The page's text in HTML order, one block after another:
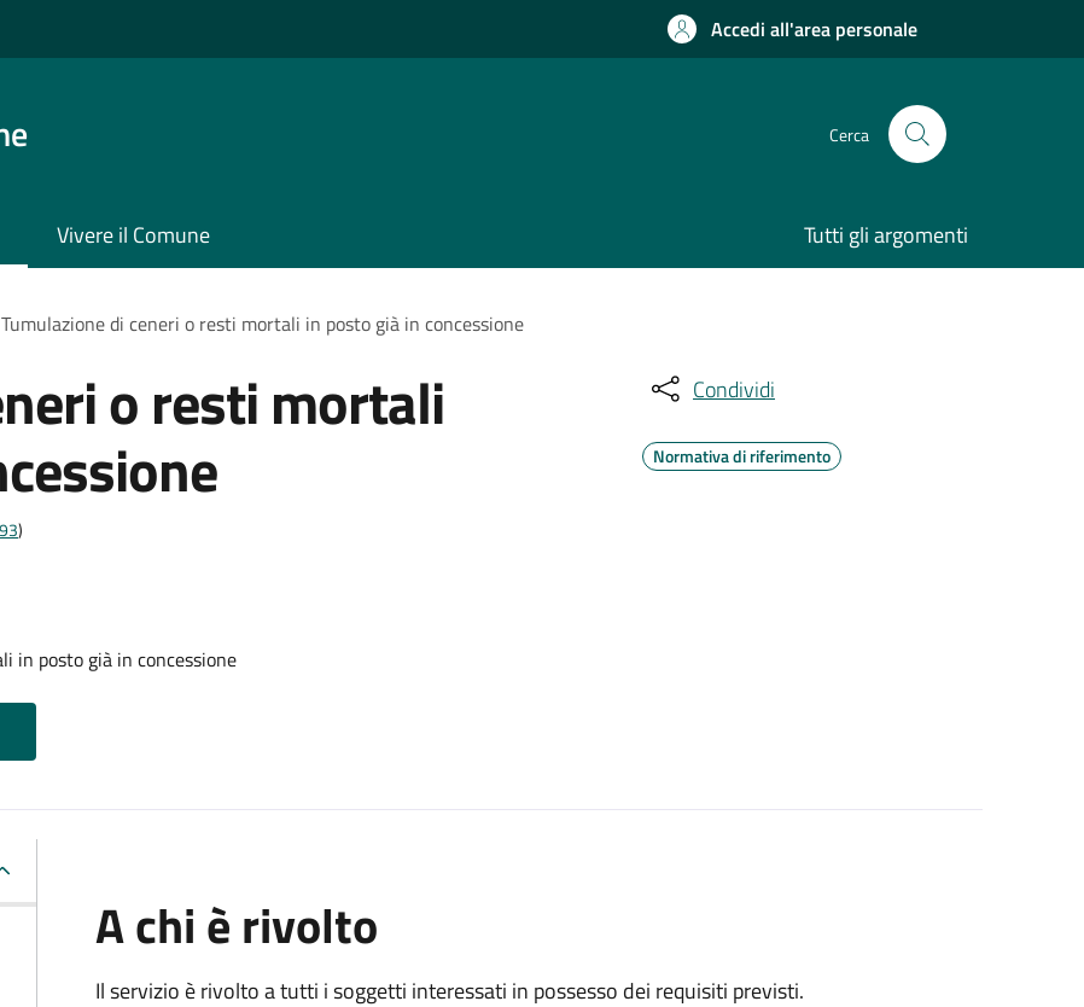
Accedi all'area personale
Cerca
Vivere il Comune Tutti gli argomenti
Tumulazione di ceneri o resti mortali in posto già in concessione
o resti mortali
)
in posto già in concessione
Condividi
Normativa di riferimento
A chi è rivolto
Il servizio è rivolto a tutti i soggetti interessati in possesso dei requisiti previsti.